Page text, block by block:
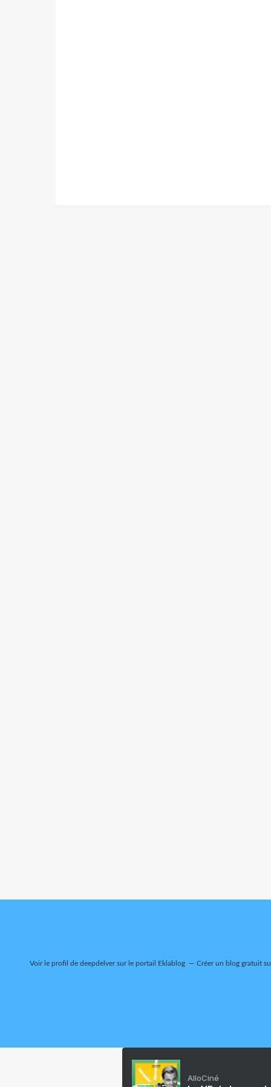
Voir le profil de deepdelversur le portail Eklablog Créer un blog gratuit
AlloCiné